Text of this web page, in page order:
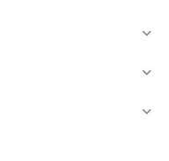


